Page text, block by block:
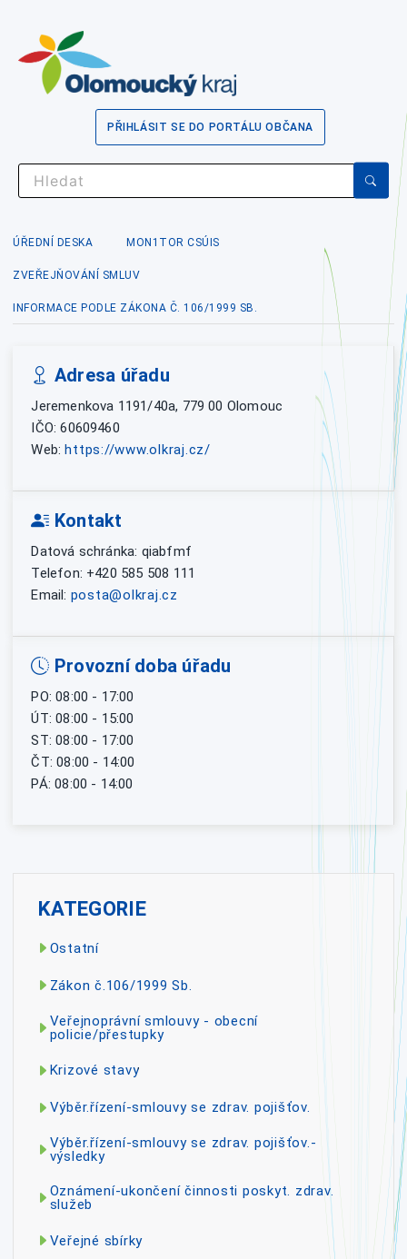
PŘIHLÁSIT SE DO PORTÁLU OBČANA
ÚŘEDNÍ DESKA MON1TOR CSÚIS
ZVEŘEJŇOVÁNÍ SMLUV
INFORMACE PODLE ZÁKONA Č. 106/1999 SB.
Adresa úřadu
Jeremenkova 1191/40a, 779 00 Olomouc
IČO: 60609460
Web: https://www.olkraj.cz/
Kontakt
Datová schránka: qiabfmf
Telefon: +420 585 508 111
Email: posta@olkraj.cz
Provozní doba úřadu
PO: 08:00 - 17:00
ÚT: 08:00 - 15:00
ST: 08:00 - 17:00
ČT: 08:00 - 14:00
PÁ: 08:00 - 14:00
KATEGORIE
Ostatní
Zákon č.106/1999 Sb.
Veřejnoprávní smlouvy - obecní
policie/přestupky
Krizové stavy
Výběr.řízení-smlouvy se zdrav. pojišťov.
Výběr.řízení-smlouvy se zdrav. pojišťov.-
výsledky
Oznámení-ukončení činnosti poskyt. zdrav.
služeb
Veřejné sbírky